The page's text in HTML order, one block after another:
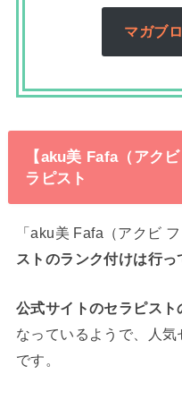
マガブ
【aku美 Fafa（アク
ラピスト
「aku美 Fafa（アクビ
ストのランク付けは行っ
公式サイトのセラピス
なっているようで、人
です。